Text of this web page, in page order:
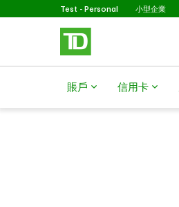
略過進入主要內容Test - Personal 已選擇小型企業
賬戶 信用卡